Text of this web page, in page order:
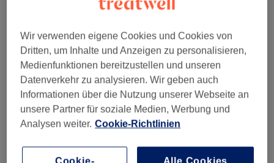
Sauberkeit
Service
Bewertungen filtern
Wir verwenden eigene Cookies und Cookies von
Dritten, um Inhalte und Anzeigen zu personalisieren,
Medienfunktionen bereitzustellen und unseren
Datenverkehr zu analysieren. Wir geben auch
Informationen über die Nutzung unserer Webseite an
unsere Partner für soziale Medien, Werbung und
Analysen weiter. Cookie-Richtlinien